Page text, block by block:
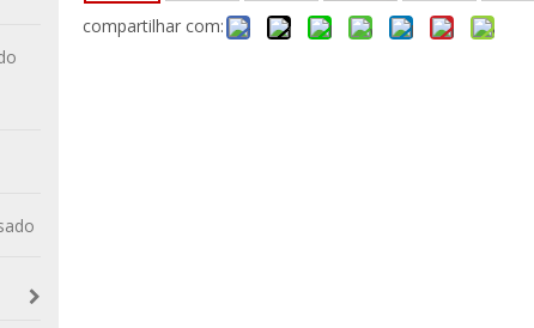
compartilhar com: